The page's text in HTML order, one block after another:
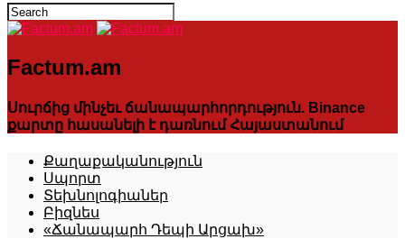
Factum.am
Սուրճից մինչեւ ճանապարհորդություն. Binance
քարտը հասանելի է դառնում Հայաստանում
Քաղաքականություն
Սպորտ
Տեխնոլոգիաներ
Բիզնես
«Ճանապարհ Դեպի Արցախ»